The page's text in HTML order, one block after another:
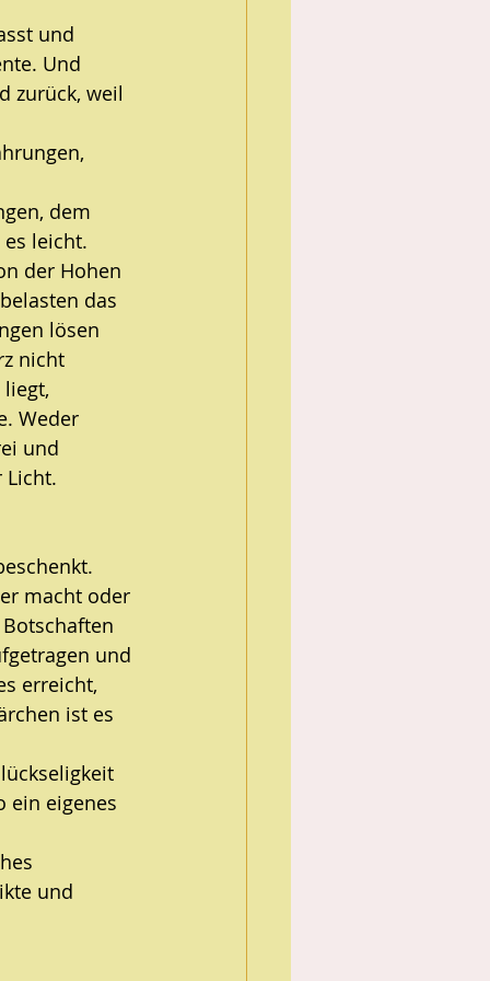
und
Und
zurück, weil
dem
leicht.
der Hohen
das
lösen
nicht
Weder
und
Licht.
macht oder
und
erreicht,
ist es
ein eigenes
und